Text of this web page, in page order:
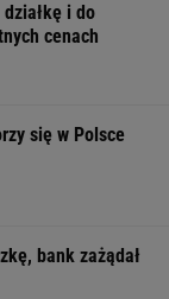
i do
cenach
się w Polsce
bank zażądał